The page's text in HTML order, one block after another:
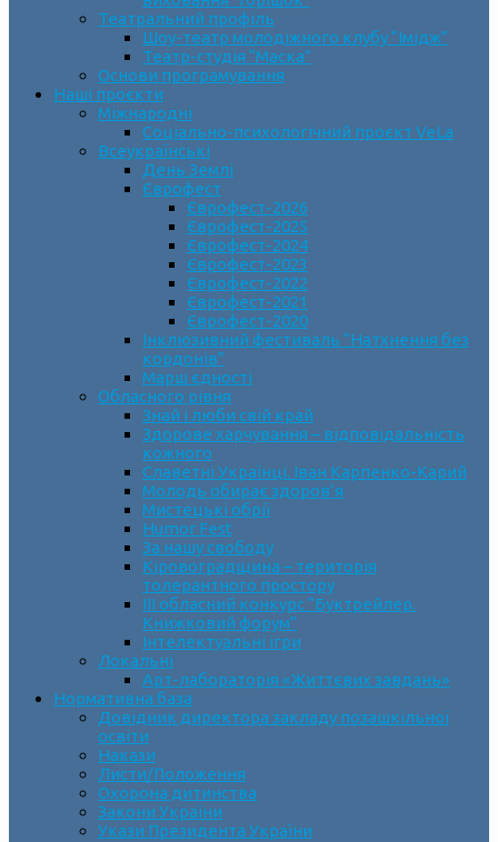
Театральний профіль
Шоу-театр молодіжного клубу “Імідж”
Театр-студія “Маска”
Основи програмування
Наші проєкти
Міжнародні
Соціально-психологічний проєкт VeLa
Всеукраїнські
День Землі
Єврофест
Єврофест-2026
Єврофест-2025
Єврофест-2024
Єврофест-2023
Єврофест-2022
Єврофест-2021
Єврофест-2020
Інклюзивний фестиваль “Натхнення без
кордонів”
Марш єдності
Обласного рівня
Знай і люби свій край
Здорове харчування – відповідальність
кожного
Славетні Українці. Іван Карпенко-Карий
Молодь обирає здоров’я
Мистецькі обрії
Humor Fest
За нашу свободу
Кіровоградщина – територія
толерантного простору
ІII обласний конкурс “Буктрейлер.
Книжковий форум”
Інтелектуальні ігри
Локальні
Арт-лабораторія «Життєвих завдань»
Нормативна база
Довідник директора закладу позашкільної
освіти
Накази
Листи/Положення
Охорона дитинства
Закони України
Укази Президента України